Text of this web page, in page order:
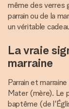
même des verres
parrain ou de la
un véritable
La vraie
marraine
Parrain et
Mater (mère). Le
baptême (de